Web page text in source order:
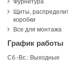
Фурнитура
Щиты,
коробки
Все для монтажа
График работы
Сб.-Вс.: Выходные